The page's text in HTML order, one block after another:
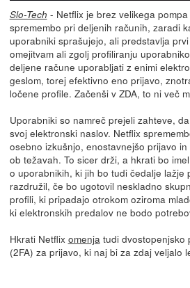
Slo-Tech - Netflix je brez velikega pompa
spremembo pri deljenih računih, zaradi
uporabniki sprašujejo, ali predstavlja
omejitvam ali zgolj profiliranju
deljene račune uporabljati z enimi
geslom, torej efektivno eno prijavo,
ločene profile. Začenši v ZDA, to ni več
Uporabniki so namreč prejeli zahteve,
svoj elektronski naslov. Netflix
osebno izkušnjo, enostavnejšo prijavo
ob težavah. To sicer drži, a hkrati bo
o uporabnikih, ki jih bo tudi čedalje lažje
razdružil, če bo ugotovil neskladno
profili, ki pripadajo otrokom oziroma
ki elektronskih predalov ne bodo
Hkrati Netflix omenjatudi dvostopenjsko
(2FA) za prijavo, ki naj bi za zdaj veljalo